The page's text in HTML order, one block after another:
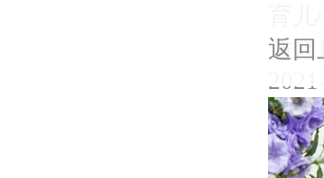
返回
适合